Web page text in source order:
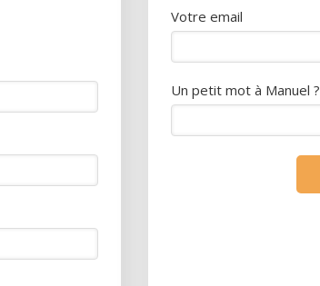
Votre email
Un petit mot à Manuel ?